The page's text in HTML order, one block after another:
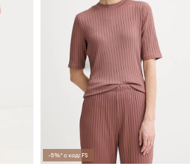
-5%* с код: FS